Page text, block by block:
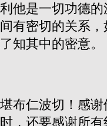
他是一切功德的
有密切的关系
知其中的密意。
布仁波切！感谢
，还要感谢所